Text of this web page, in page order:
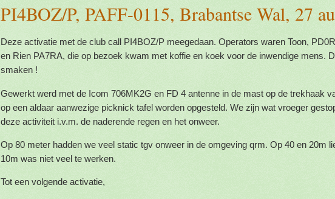
PI4BOZ/P, PAFF-0115, Brabantse Wal, 27
Deze activatie met de club call PI4BOZ/P meegedaan. Operators waren Toon,
en Rien PA7RA, die op bezoek kwam met koffie en koek voor de inwendige mens.
smaken !
Gewerkt werd met de Icom 706MK2G en FD 4 antenne in de mast op de trekhaak
op een aldaar aanwezige picknick tafel worden opgesteld. We zijn wat vroeger
deze activiteit i.v.m. de naderende regen en het onweer.
Op 80 meter hadden we veel static tgv onweer in de omgeving qrm. Op 40 en 20m
10m was niet veel te werken.
Tot een volgende activatie,